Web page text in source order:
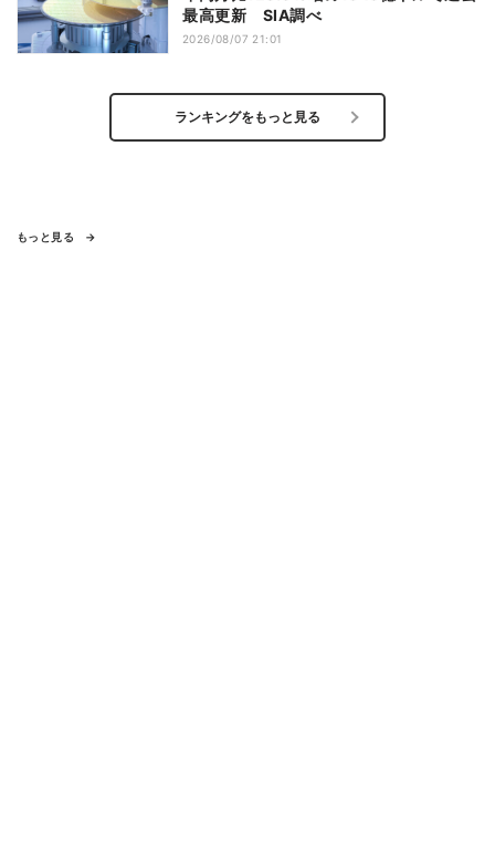
最高更新 SIA調べ
2026/08/07 21:01
ランキングをもっと見る
もっと見る